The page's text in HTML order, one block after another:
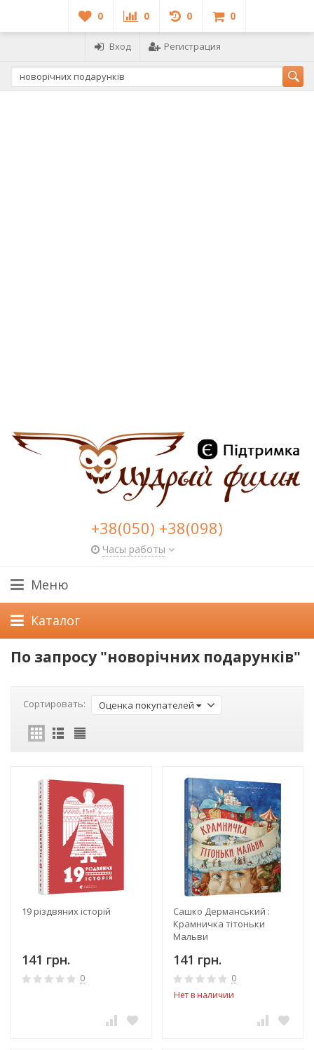
0 0 0 0
Вход Регистрация
+38(050) +38(098)
Часы работы
Меню
Каталог
По запросу "новорічних подарунків"
Сортировать: Оценка покупателей
19 різдвяних історій
141 грн.
0
Сашко Дерманський :
Крамничка тітоньки
Мальви
141 грн.
0
Нет в наличии